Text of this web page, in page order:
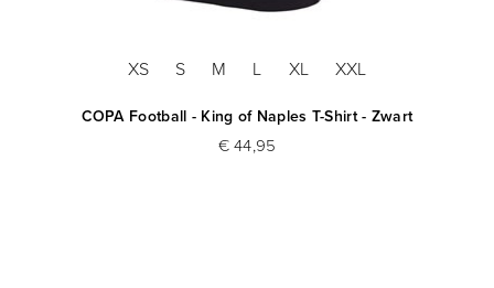
XS S M L XL XXL
COPA Football - King of Naples T-Shirt - Zwart
€ 44,95